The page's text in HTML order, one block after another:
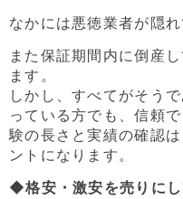
なかには悪徳業者が隠
また保証期間内に倒産
ます。
しかし、すべてがそう
っている方でも、信頼
験の長さと実績の確認
ントになります。
◆格安・激安を売りにし